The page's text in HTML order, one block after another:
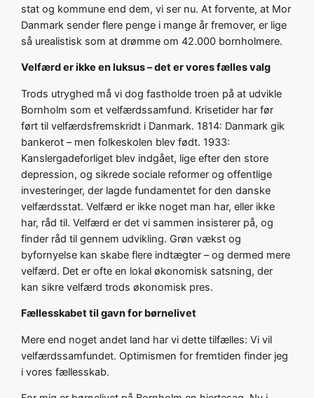
stat og kommune end dem, vi ser nu. At forvente, at Mor
Danmark sender flere penge i mange år fremover, er lige
så urealistisk som at drømme om 42.000 bornholmere.
Velfærd er ikke en luksus – det er vores fælles valg
Trods utryghed må vi dog fastholde troen på at udvikle
Bornholm som et velfærdssamfund. Krisetider har før
ført til velfærdsfremskridt i Danmark. 1814: Danmark gik
bankerot – men folkeskolen blev født. 1933:
Kanslergadeforliget blev indgået, lige efter den store
depression, og sikrede sociale reformer og offentlige
investeringer, der lagde fundamentet for den danske
velfærdsstat. Velfærd er ikke noget man har, eller ikke
har, råd til. Velfærd er det vi sammen insisterer på, og
finder råd til gennem udvikling. Grøn vækst og
byfornyelse kan skabe flere indtægter – og dermed mere
velfærd. Det er ofte en lokal økonomisk satsning, der
kan sikre velfærd trods økonomisk pres.
Fællesskabet til gavn for børnelivet
Mere end noget andet land har vi dette tilfælles: Vi vil
velfærdssamfundet. Optimismen for fremtiden finder jeg
i vores fællesskab.